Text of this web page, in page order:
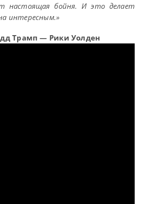
настоящая бойня. И это делает
интересным.»
Трамп — Рики Уолден